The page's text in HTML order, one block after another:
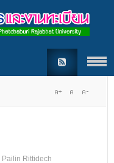
Pailin Rittidech